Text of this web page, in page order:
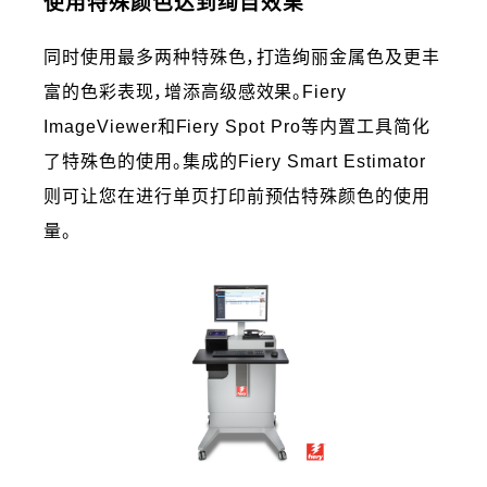
同时使用最多两种特殊色，打造绚丽金属色及更丰
富的色彩表现，增添高级感效果。Fiery
ImageViewer和Fiery Spot Pro等内置工具简化
了特殊色的使用。集成的Fiery Smart Estimator
则可让您在进行单页打印前预估特殊颜色的使用
量。